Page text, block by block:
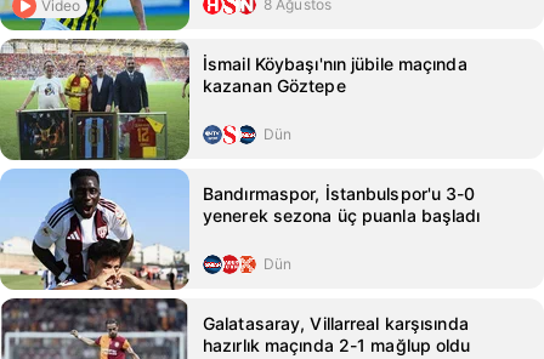
Video 8 Ağustos
İsmail Köybaşı'nın jübile maçında
kazanan Göztepe
Dün
Bandırmaspor, İstanbulspor'u 3-0
yenerek sezona üç puanla başladı
Dün
Galatasaray, Villarreal karşısında
hazırlık maçında 2-1 mağlup oldu